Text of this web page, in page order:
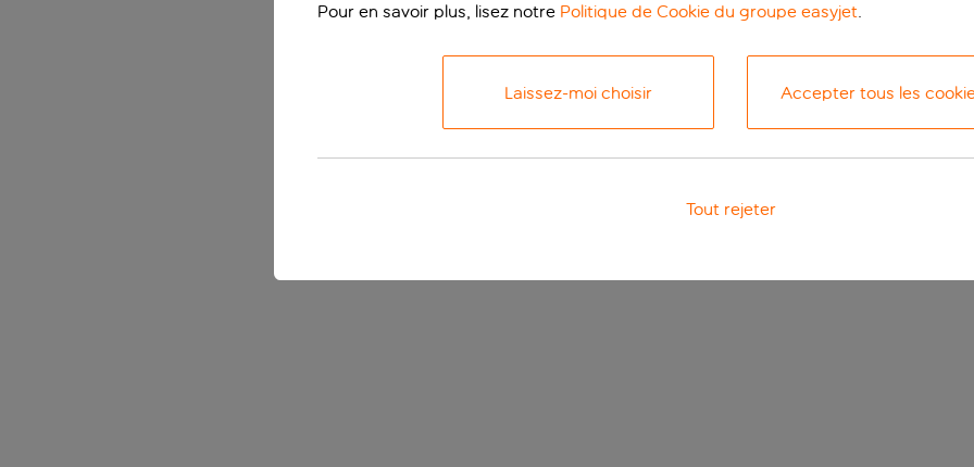
Pour en savoir plus, lisez notre Politique de Cookie du groupe easyjet.
Laissez-moi choisir Accepter tous les
Tout rejeter